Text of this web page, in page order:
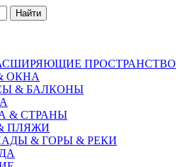
Найти
ПРОСТРАНСТВО
ОКНА
& БАЛКОНЫ
& СТРАНЫ
ПЛЯЖИ
& ГОРЫ & РЕКИ